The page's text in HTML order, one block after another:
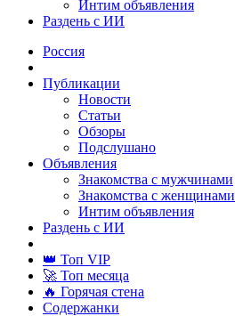
Интим объявления
Раздень с ИИ
Россия
Публикации
Новости
Статьи
Обзоры
Подслушано
Объявления
Знакомства с мужчинами
Знакомства с женщинами
Интим объявления
Раздень с ИИ
👑 Топ VIP
🚀 Топ месяца
🔥 Горячая стена
Содержанки